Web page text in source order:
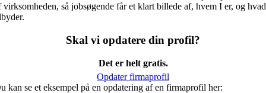
virksomheden, så jobsøgende får et klart billede af, hvem I er, og
Skal vi opdatere din profil?
Det er helt gratis.
Opdater firmaprofil
kan se et eksempel på en opdatering af en firmaprofil her: